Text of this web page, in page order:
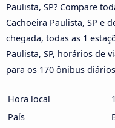
Paulista, SP? Compare
Cachoeira Paulista, SP e
chegada, todas as 1
Paulista, SP, horários de
para os 170 ônibus
Hora local
País